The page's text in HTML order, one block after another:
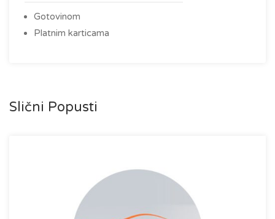
Gotovinom
Platnim karticama
Slični Popusti